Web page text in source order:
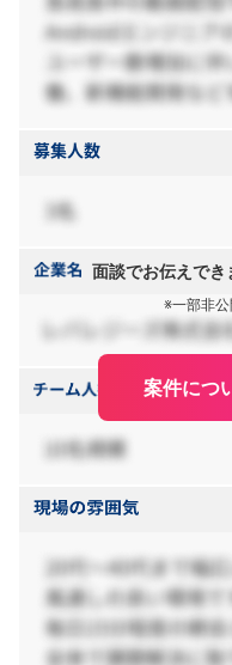
面談でお伝えでき
※一部非
案件につ